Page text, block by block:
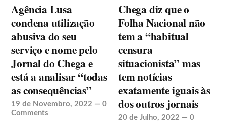
Agência Lusa
condena utilização
abusiva do seu
serviço e nome pelo
Jornal do Chega e
está a analisar “todas
as consequências”
19 de Novembro, 2022 —0
Comments
Chega diz que o
Folha Nacional não
tem a “habitual
censura
situacionista” mas
tem notícias
exatamente iguais às
dos outros jornais
20 de Julho, 2022 —0